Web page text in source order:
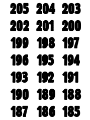
205 204 203
202 201 200
199 198 197
196 195 194
193 192 191
190 189 188
187 186 185